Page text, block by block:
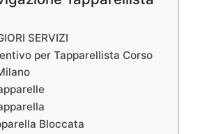
SERVIZI
per Tapparellista Corso
Bloccata